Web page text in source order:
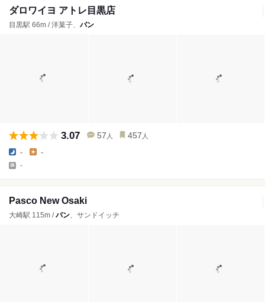
ダロワイヨ アトレ目黒店
目黒駅 66m / 洋菓子、 パン
3.07 57 人 457 人
- -
-
Pasco New Osaki
大崎駅 115m /パン、サンドイッチ